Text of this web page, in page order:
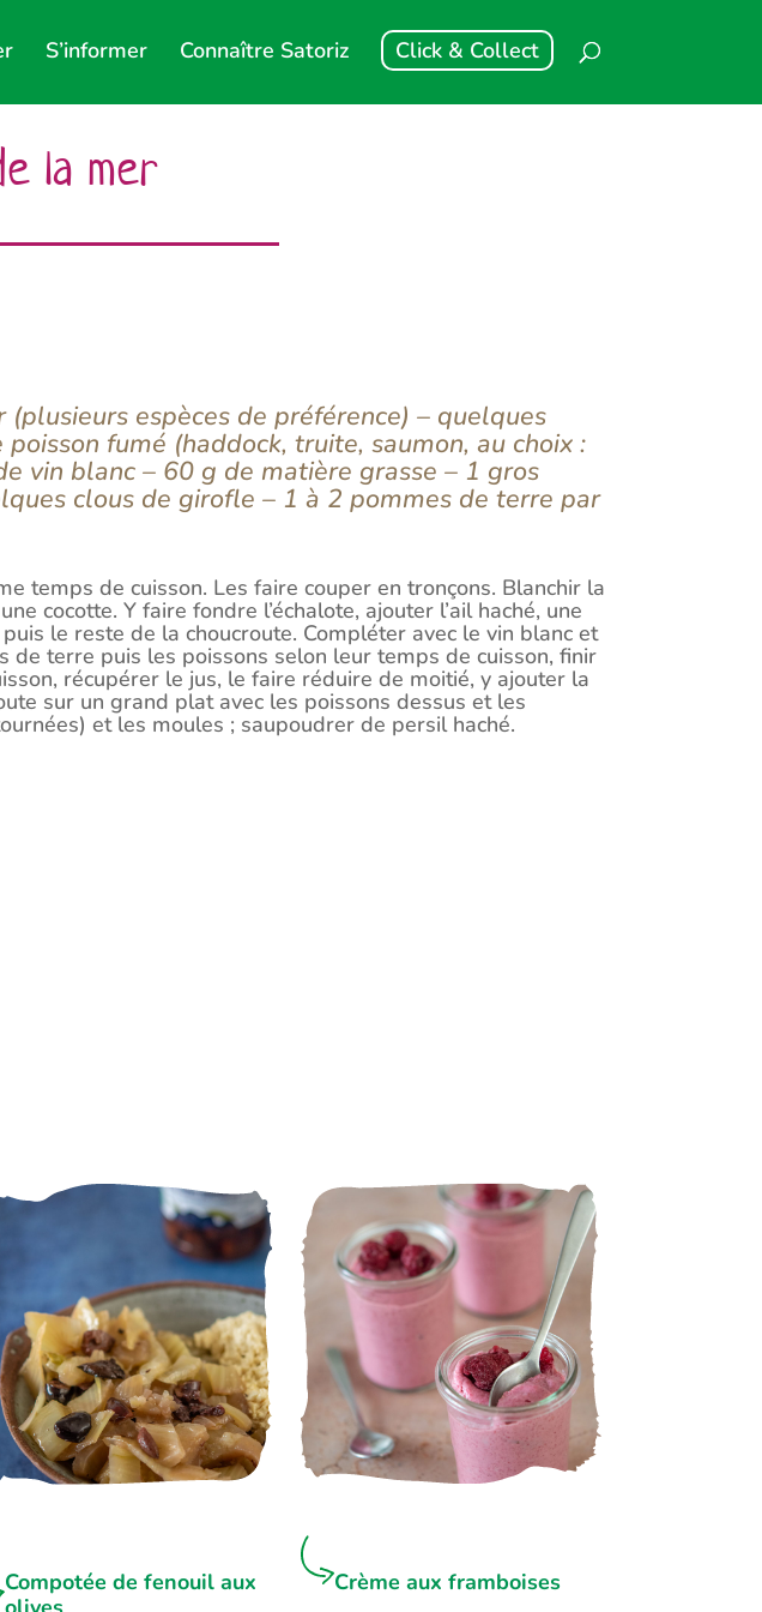
S’informer Connaître Satoriz Click & Collect
la mer
espèces de préférence) – quelques
fumé (haddock, truite, saumon, au choix :
vin blanc – 60 g de matière grasse – 1 gros
clous de girofle – 1 à 2 pommes de terre par
temps de cuisson. Les faire couper en tronçons. Blanchir la
cocotte. Y faire fondre l’échalote, ajouter l’ail haché, une
le reste de la choucroute. Compléter avec le vin blanc et
terre puis les poissons selon leur temps de cuisson, finir
récupérer le jus, le faire réduire de moitié, y ajouter la
sur un grand plat avec les poissons dessus et les
et les moules ; saupoudrer de persil haché.
Compotée de fenouil aux
Crème aux framboises